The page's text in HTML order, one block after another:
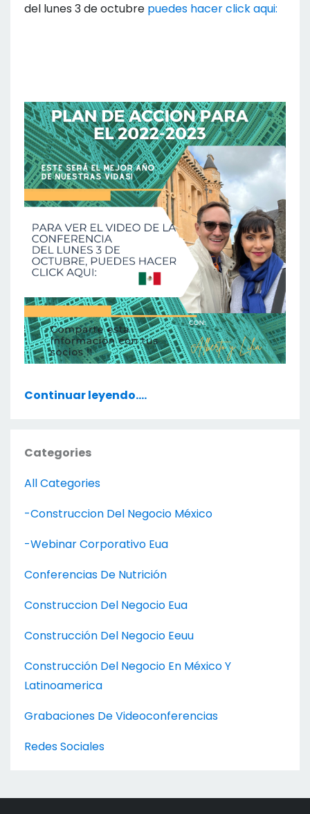
del lunes 3 de octubre puedes hacer click aqui:
Continuar leyendo....
Categories
All Categories
-construccion Del Negocio México
-webinar Corporativo Eua
Conferencias De Nutrición
Construccion Del Negocio Eua
Construcción Del Negocio Eeuu
Construcción Del Negocio En México Y
Latinoamerica
Grabaciones De Videoconferencias
Redes Sociales